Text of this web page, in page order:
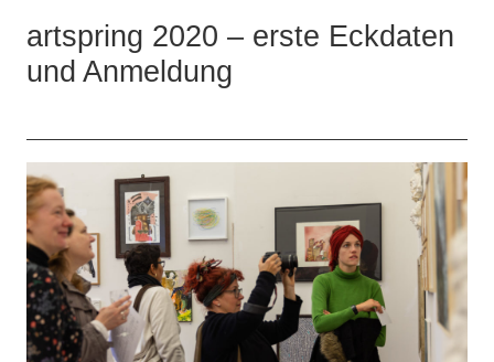
artspring 2020 – erste Eckdaten
und Anmeldung